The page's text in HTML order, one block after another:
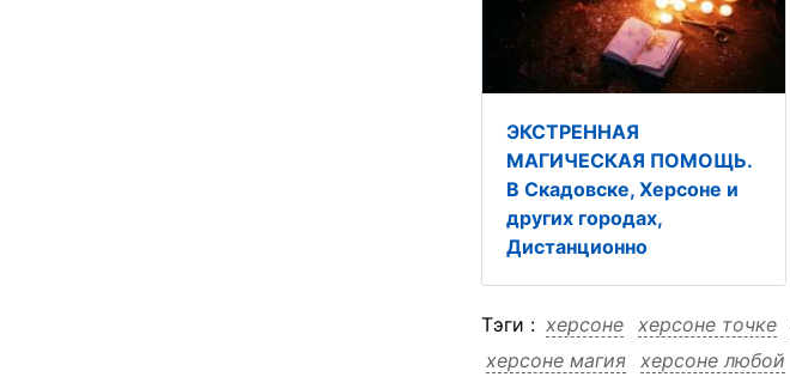
ЭКСТРЕННАЯ
МАГИЧЕСКАЯ ПОМОЩЬ.
В Скадовске, Херсоне и
других городах,
Дистанционно
Тэги : херсоне херсоне точке
херсоне магия херсоне любой